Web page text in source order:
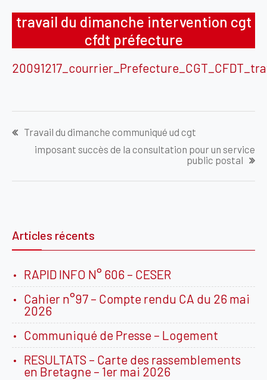
travail du dimanche intervention cgt
cfdt préfecture
Travail du dimanche communiqué ud cgt
imposant succès de la consultation pour un service
public postal
Articles récents
RAPID INFO N° 606 – CESER
Cahier n°97 – Compte rendu CA du 26 mai
2026
Communiqué de Presse – Logement
RESULTATS – Carte des rassemblements
en Bretagne – 1er mai 2026